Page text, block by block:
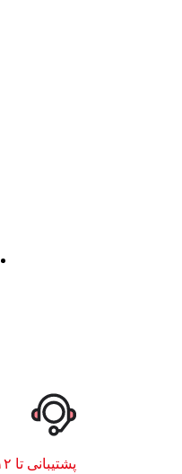
پشتیبانی تا ۱۲ شب